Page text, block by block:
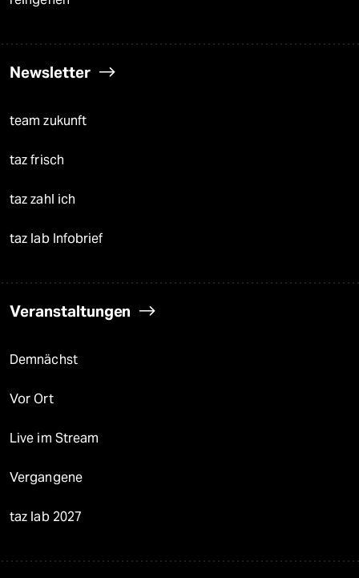
Newsletter
team zukunft
taz frisch
taz zahl ich
taz lab Infobrief
Veranstaltungen
Demnächst
Vor Ort
Live im Stream
Vergangene
taz lab 2027